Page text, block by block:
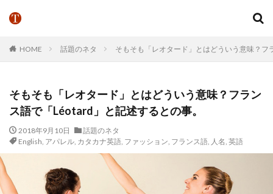
HOME 話題のネタ そもそも「レオタード」とはどういう意味？
そもそも「レオタード」とはどういう意味？フラン
ス語で「Léotard」と記述するとの事。
2018年9月10日
話題のネタ
English, アパレル, カタカナ英語, ファッション, フランス語, 人名, 英語